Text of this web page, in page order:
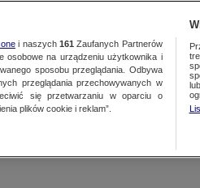
i naszych 161 Zaufanych Partnerów
osobowe na urządzeniu użytkownika i
sposobu przeglądania. Odbywa
przeglądania przechowywanych w
się przetwarzaniu w oparciu o
plików cookie i reklam”.